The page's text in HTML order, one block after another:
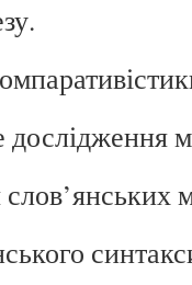
дослідження
слов’янських